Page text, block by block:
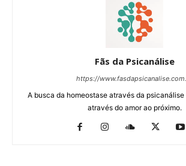
Fãs da Psicanálise
https://
A busca da homeostase através da psicanálise
através do amor ao próximo.